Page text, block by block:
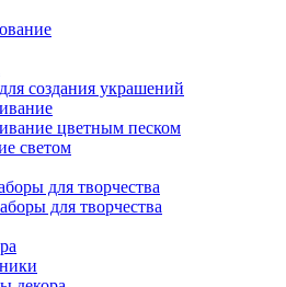
создания украшений
цветным песком
светом
для творчества
для творчества